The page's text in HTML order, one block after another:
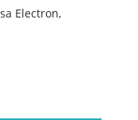
Electron,